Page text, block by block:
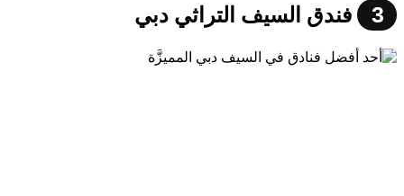
3 فندق السيف التراثي دبي